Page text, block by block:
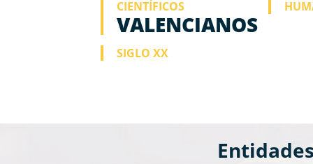
CIENTÍFICOS
VALENCIANOS
SIGLO XX